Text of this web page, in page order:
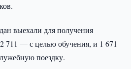
выехали для получения
711 — с целью обучения, и 1 671
поездку.